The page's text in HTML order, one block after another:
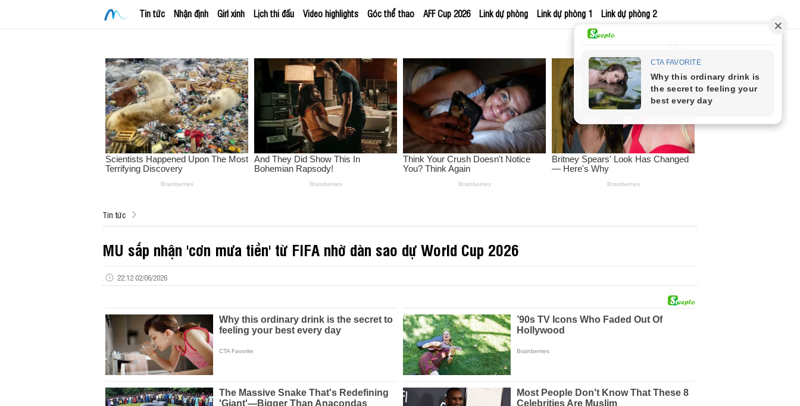
Tin tức Nhận định Girl xinh Lịch thi đấu Video highlights Góc thể thao AFF Cup 2026 Link dự phòng Link dự phòng 1 Link dự phòng 2
Tin tức
MU sắp nhận 'cơn mưa tiền' từ FIFA nhờ dàn sao dự World Cup 2026
22:12 02/06/2026